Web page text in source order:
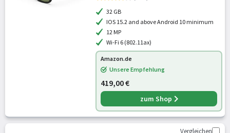
Akkulaufzeit — Glänzend Schw
32 GB
IOS 15.2 and above Android 10 minimum
12 MP
Wi-Fi 6 (802.11ax)
Amazon.de
Unsere Empfehlung
419,00 €
zum Shop